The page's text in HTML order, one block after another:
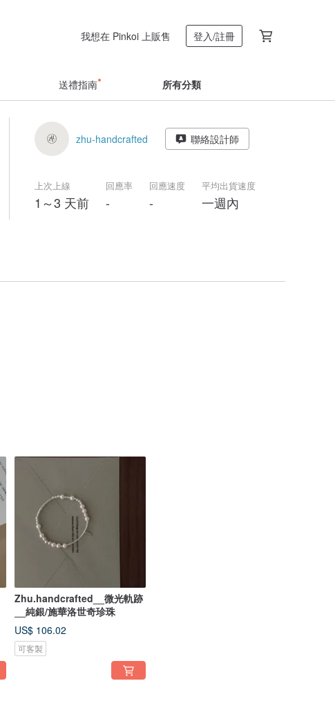
我想在 Pinkoi 上販售 登入/註冊
送禮指南 所有分類
zhu-handcrafted 聯絡設計師
上次上線
1～3 天前
回應率
-
回應速度
-
平均出貨速度
一週內
Zhu.handcrafted__微光軌跡
__純銀/施華洛世奇珍珠
US$ 106.02
可客製